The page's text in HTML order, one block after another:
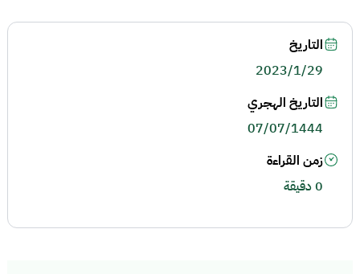
التاريخ
2023/1/29
التاريخ الهجري
07/07/1444
زمن القراءة
0 دقيقة